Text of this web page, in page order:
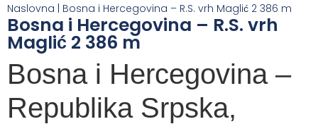
Naslovna | Bosna i Hercegovina – R.S. vrh Maglić 2 386 m
Bosna i Hercegovina – R.S. vrh
Maglić 2 386 m
Bosna i Hercegovina –
Republika Srpska,